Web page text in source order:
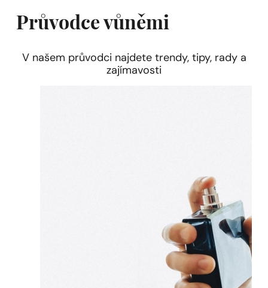
Průvodce vůněmi
V našem průvodci najdete trendy, tipy, rady a
zajímavosti